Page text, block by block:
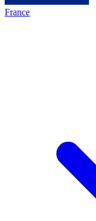
France